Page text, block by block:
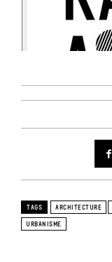
TAGS ARCHITECTURE
URBANISME